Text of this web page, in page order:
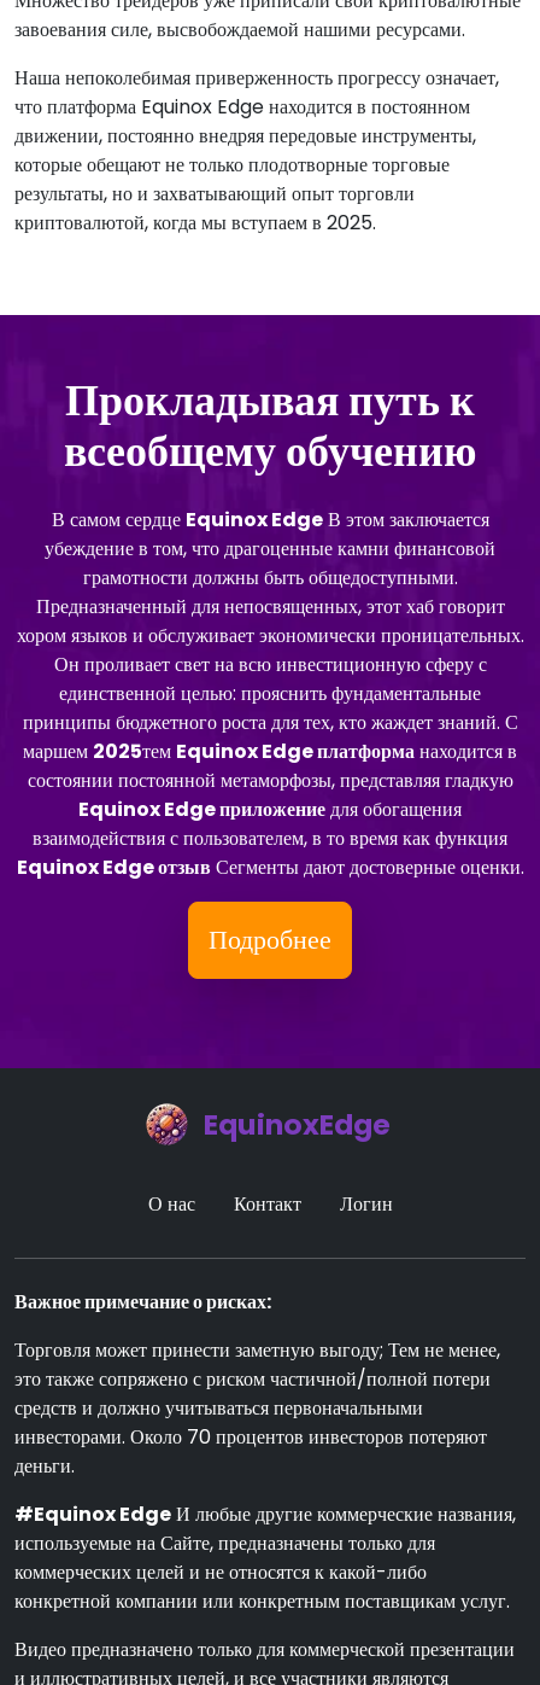
завоевания силе, высвобождаемой нашими ресурсами.
Наша непоколебимая приверженность прогрессу означает,
что платформа Equinox Edge находится в постоянном
движении, постоянно внедряя передовые инструменты,
которые обещают не только плодотворные торговые
результаты, но и захватывающий опыт торговли
криптовалютой, когда мы вступаем в 2025.
Прокладывая путь к
всеобщему обучению
В самом сердце Equinox EdgeВ этом заключается
убеждение в том, что драгоценные камни финансовой
грамотности должны быть общедоступными.
Предназначенный для непосвященных, этот хаб говорит
хором языков и обслуживает экономически проницательных.
Он проливает свет на всю инвестиционную сферу с
единственной целью: прояснить фундаментальные
принципы бюджетного роста для тех, кто жаждет знаний. С
маршем 2025тем Equinox Edge платформанаходится в
состоянии постоянной метаморфозы, представляя гладкую
Equinox Edge приложениедля обогащения
взаимодействия с пользователем, в то время как функция
Equinox Edge отзыв Сегменты дают достоверные оценки.
Подробнее
EquinoxEdge
О нас Контакт Логин
Важное примечание о рисках:
Торговля может принести заметную выгоду; Тем не менее,
это также сопряжено с риском частичной/полной потери
средств и должно учитываться первоначальными
инвесторами. Около 70 процентов инвесторов потеряют
деньги.
#Equinox EdgeИ любые другие коммерческие названия,
используемые на Сайте, предназначены только для
коммерческих целей и не относятся к какой-либо
конкретной компании или конкретным поставщикам услуг.
Видео предназначено только для коммерческой презентации
и иллюстративных целей, и все участники являются